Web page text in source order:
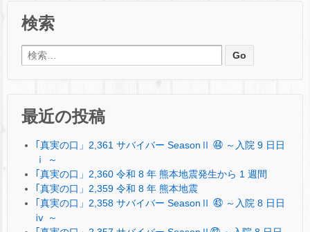
検索
検索:
最近の投稿
｢真実の口」2,361 サバイバー SeasonⅡ ㊹ ～入院 9 日日
ⅰ ～
｢真実の口」2,360 令和 8 年 熊本地震発生から 1 週間
｢真実の口」2,359 令和 8 年 熊本地震
｢真実の口」2,358 サバイバー SeasonⅡ ㊸ ～入院 8 日日
ⅳ ～